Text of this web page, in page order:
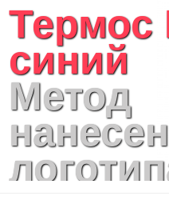
Термос
синий
Метод